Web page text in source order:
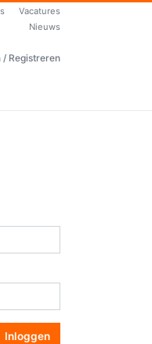
Vacatures
Nieuws
/ Registreren
Inloggen